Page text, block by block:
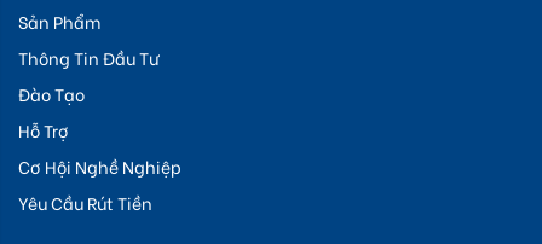
Sản Phẩm
Thông Tin Đầu Tư
Đào Tạo
Hỗ Trợ
Cơ Hội Nghề Nghiệp
Yêu Cầu Rút Tiền